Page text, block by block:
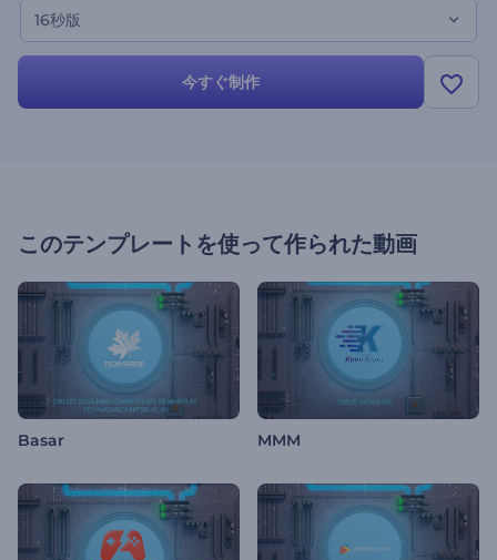
16秒版
今すぐ制作
このテンプレートを使って作られた動画
Basar MMM